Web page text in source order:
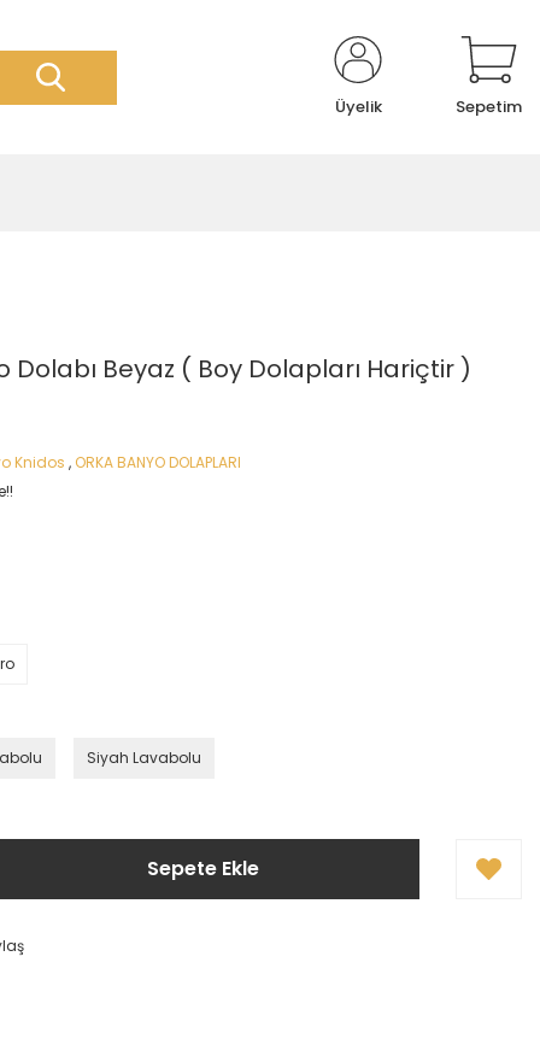
Üyelik Sepetim
Dolabı Beyaz ( Boy Dolapları Hariçtir )
Knidos , ORKA BANYO DOLAPLARI
Siyah Lavabolu
Sepete Ekle